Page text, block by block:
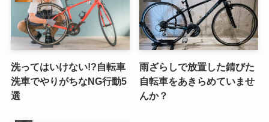
洗ってはいけない!?自転車
洗車でやりがちなNG行動5
選
雨ざらしで放置した錆びた
自転車をあきらめていませ
んか？